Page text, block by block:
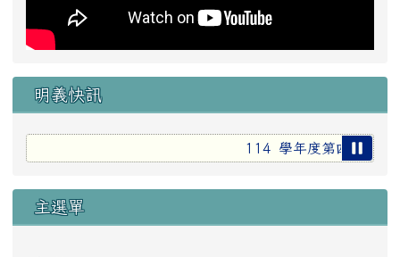
明義快訊
114 學年度第四期各處
主選單